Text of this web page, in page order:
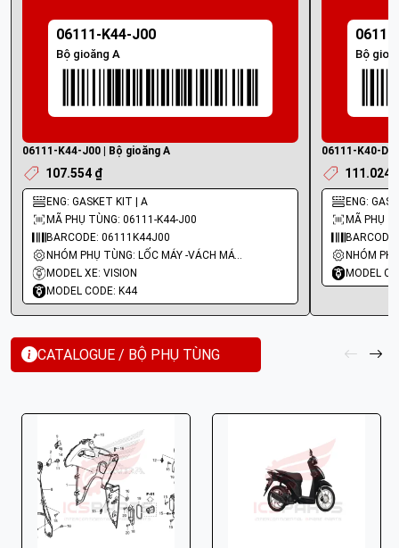
06111-K44-J00
Bộ gioăng A
06111-K44-J00 | Bộ gioăng A
107.554 ₫
ENG: GASKET KIT | A
MÃ PHỤ TÙNG: 06111-K44-J00
BARCODE: 06111K44J00
NHÓM PHỤ TÙNG: LỐC MÁY -VÁCH MÁY - GIOĂNG MÁY
MODEL XE: VISION
MODEL CODE: K44
Bộ
06111-K40-
111.024
ENG:
MÃ PHỤ
MODEL
CATALOGUE / BỘ PHỤ TÙNG